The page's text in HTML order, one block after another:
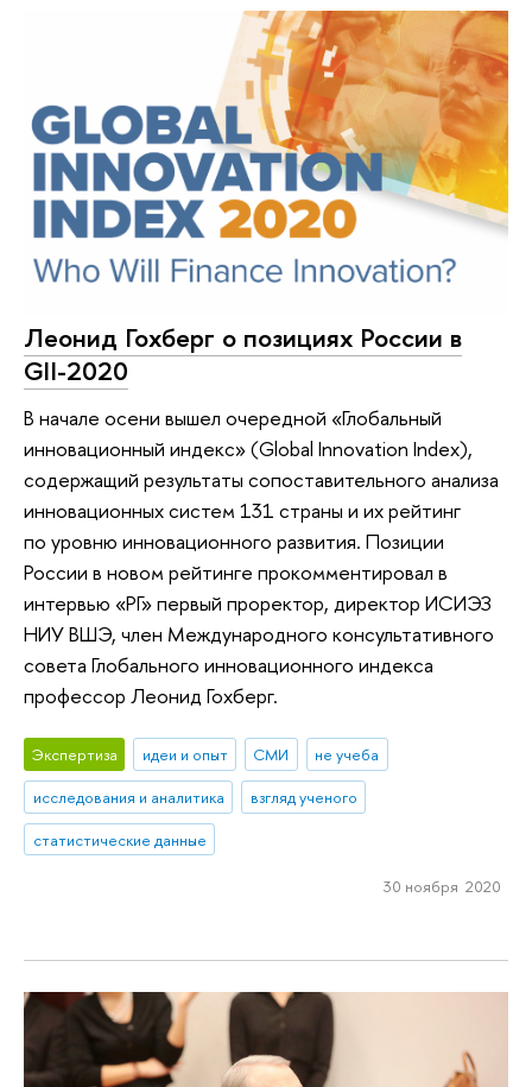
Леонид Гохберг о позициях России в
GII-2020
В начале осени вышел очередной «Глобальный
инновационный индекс» (Global Innovation Index),
содержащий результаты сопоставительного анализа
инновационных систем 131 страны и их рейтинг
по уровню инновационного развития. Позиции
России в новом рейтинге прокомментировал в
интервью «РГ» первый проректор, директор ИСИЭЗ
НИУ ВШЭ, член Международного консультативного
совета Глобального инновационного индекса
профессор Леонид Гохберг.
Экспертиза идеи и опыт СМИ
не учеба
исследования и аналитика
взгляд ученого
статистические данные
30 ноября 2020